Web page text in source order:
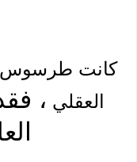
كانت طرسوس
العقلي ،